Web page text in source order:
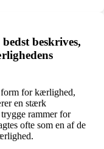
beskrives,
for kærlighed,
en stærk
rammer for
ofte som en af de